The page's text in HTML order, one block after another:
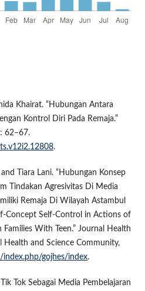
Khairat. “Hubungan Antara
Kontrol Diri Pada Remaja.”
62–67.
.
Tiara Lani. “Hubungan Konsep
Tindakan Agresivitas Di Media
Remaja Di Wilayah Astambul
Concept Self-Control in Actions of
With Teen.” Journal Health
Health and Science Community,
index.php/gojhes/index.
Tok Sebagai Media Pembelajaran